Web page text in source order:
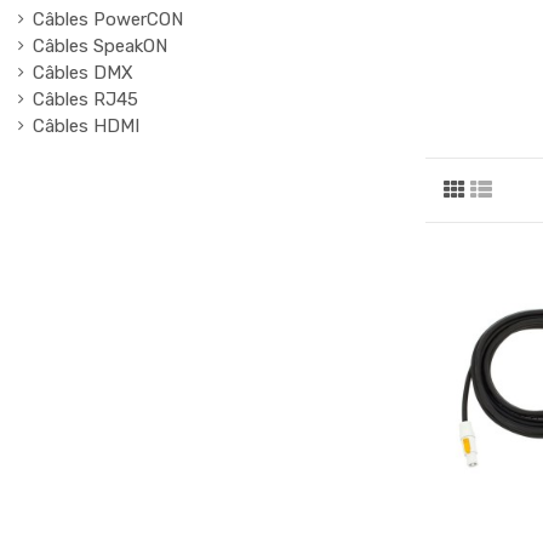
Câbles PowerCON
Câbles SpeakON
Câbles DMX
Câbles RJ45
Câbles HDMI